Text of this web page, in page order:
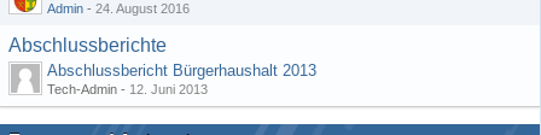
Admin - 24. August 2016
Abschlussberichte
Abschlussbericht Bürgerhaushalt 2013
Tech-Admin - 12. Juni 2013